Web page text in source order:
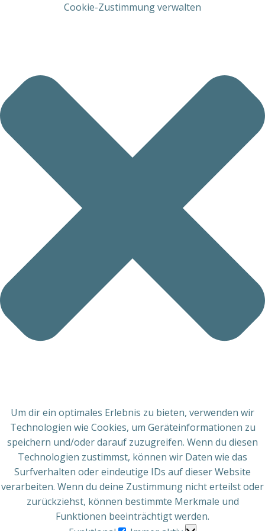
Cookie-Zustimmung verwalten
Um dir ein optimales Erlebnis zu bieten, verwenden wir
Technologien wie Cookies, um Geräteinformationen zu
speichern und/oder darauf zuzugreifen. Wenn du diesen
Technologien zustimmst, können wir Daten wie das
Surfverhalten oder eindeutige IDs auf dieser Website
verarbeiten. Wenn du deine Zustimmung nicht erteilst oder
zurückziehst, können bestimmte Merkmale und
Funktionen beeinträchtigt werden.